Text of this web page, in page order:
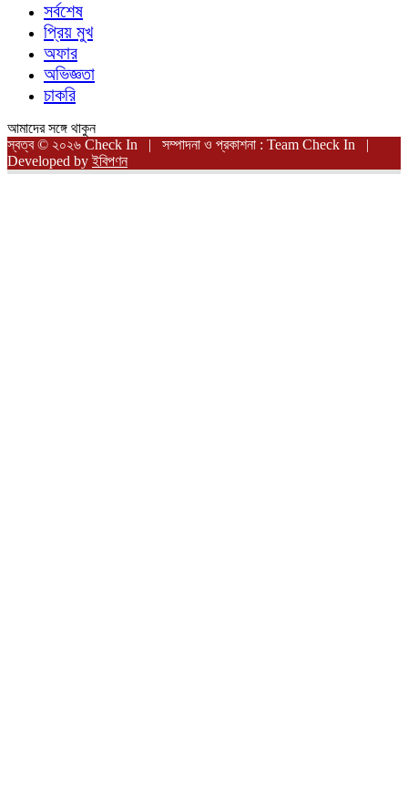
সর্বশেষ
প্রিয় মুখ
অফার
অভিজ্ঞতা
চাকরি
আমাদের সঙ্গে থাকুন
স্বত্ব © ২০২৬ Check In | সম্পাদনা ও প্রকাশনা : Team Check In |
Developed byইবিপণন